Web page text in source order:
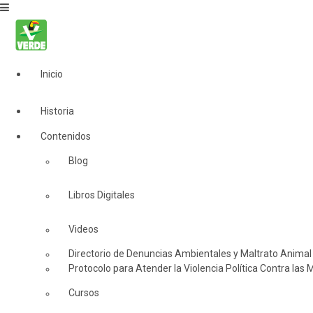
Inicio
Historia
Contenidos
Blog
Libros Digitales
Videos
Directorio de Denuncias Ambientales y Maltrato Animal
Protocolo para Atender la Violencia Política Contra las
Cursos